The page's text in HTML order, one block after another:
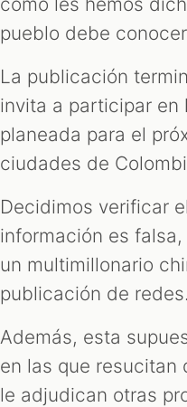
pueblo debe
La publicación
invita a participar en
planeada para el
ciudades de
Decidimos verificar
información es
un multimillonario
publicación de redes.
Además, esta
en las que resucitan
le adjudican otras